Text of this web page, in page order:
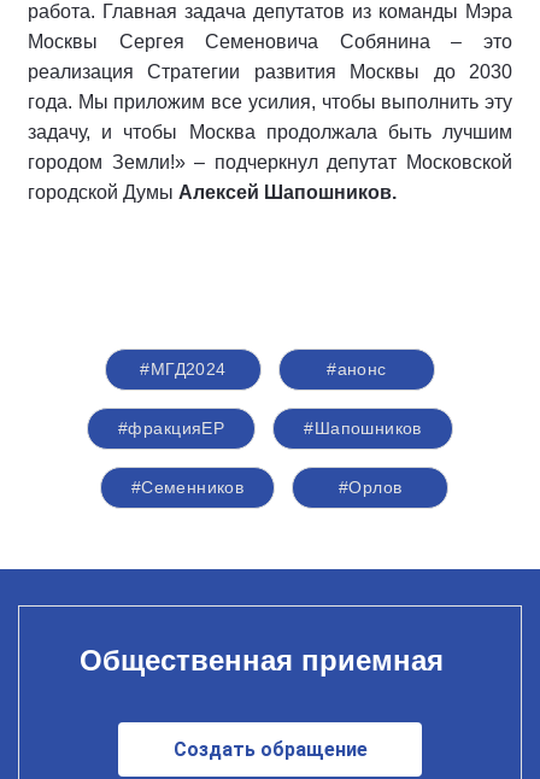
работа. Главная задача депутатов из команды Мэра
Москвы Сергея Семеновича Собянина – это
реализация Стратегии развития Москвы до 2030
года. Мы приложим все усилия, чтобы выполнить эту
задачу, и чтобы Москва продолжала быть лучшим
городом Земли!» – подчеркнул депутат Московской
городской Думы Алексей Шапошников.
#МГД2024 #анонс
#фракцияЕР #Шапошников
#Семенников #Орлов
Общественная приемная
Создать обращение